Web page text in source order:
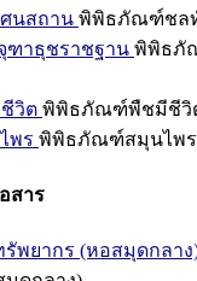
นสถาน พิพิธภัณฑ์ชล
าธุชราชฐาน พิพิธภั
วิต พิพิธภัณฑ์พืชมีชีวิ
พร พิพิธภัณฑ์สมุนไพร
สาร
พยากร (หอสมุดกลาง